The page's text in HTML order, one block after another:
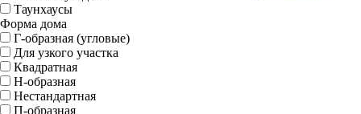
Таунхаусы
Форма дома
Г-образная (угловые)
Для узкого участка
Квадратная
Н-образная
Нестандартная
П-образная